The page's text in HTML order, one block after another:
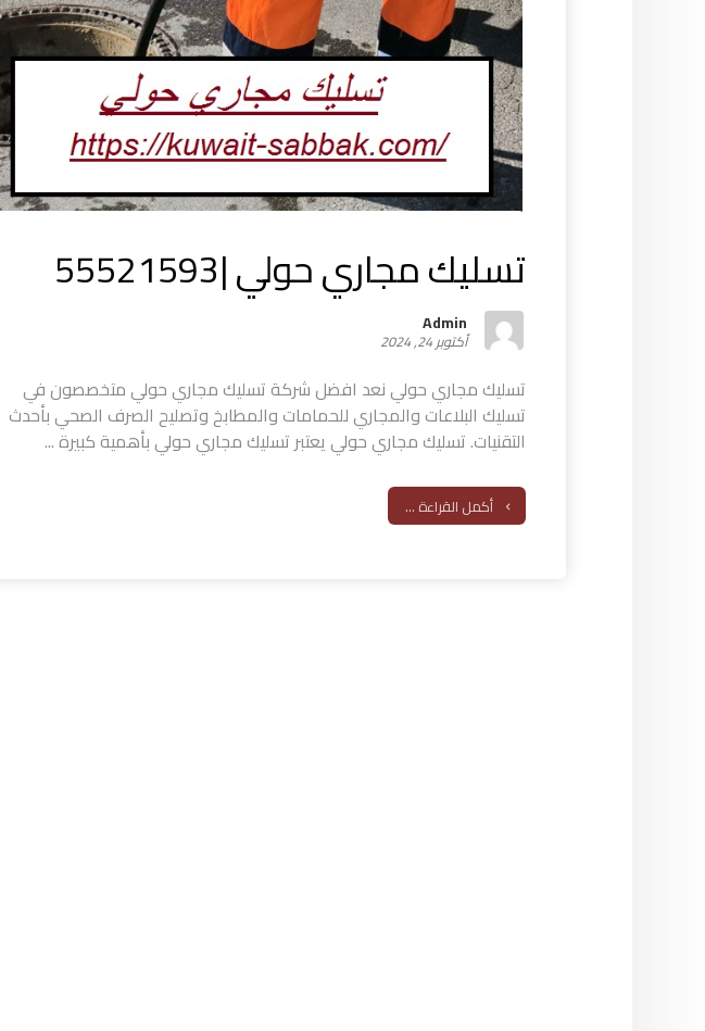
تسليك مجاري حولي |55521593
Admin
أكتوبر 24, 2024
تسليك مجاري حولي نعد افضل شركة تسليك مجاري حولي متخصصون في
تسليك البلاعات والمجاري للحمامات والمطابخ وتصليح الصرف الصحي بأحدث
التقنيات. تسليك مجاري حولي يعتبر تسليك مجاري حولي بأهمية كبيرة ...
أكمل القراءة ...